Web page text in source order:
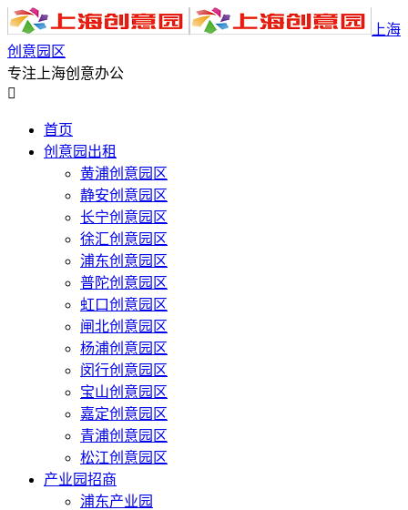
上海
创意园区
专注上海创意办公

首页
创意园出租
黄浦创意园区
静安创意园区
长宁创意园区
徐汇创意园区
浦东创意园区
普陀创意园区
虹口创意园区
闸北创意园区
杨浦创意园区
闵行创意园区
宝山创意园区
嘉定创意园区
青浦创意园区
松江创意园区
产业园招商
浦东产业园